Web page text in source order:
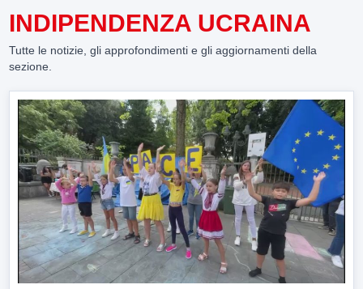
INDIPENDENZA UCRAINA
Tutte le notizie, gli approfondimenti e gli aggiornamenti della
sezione.